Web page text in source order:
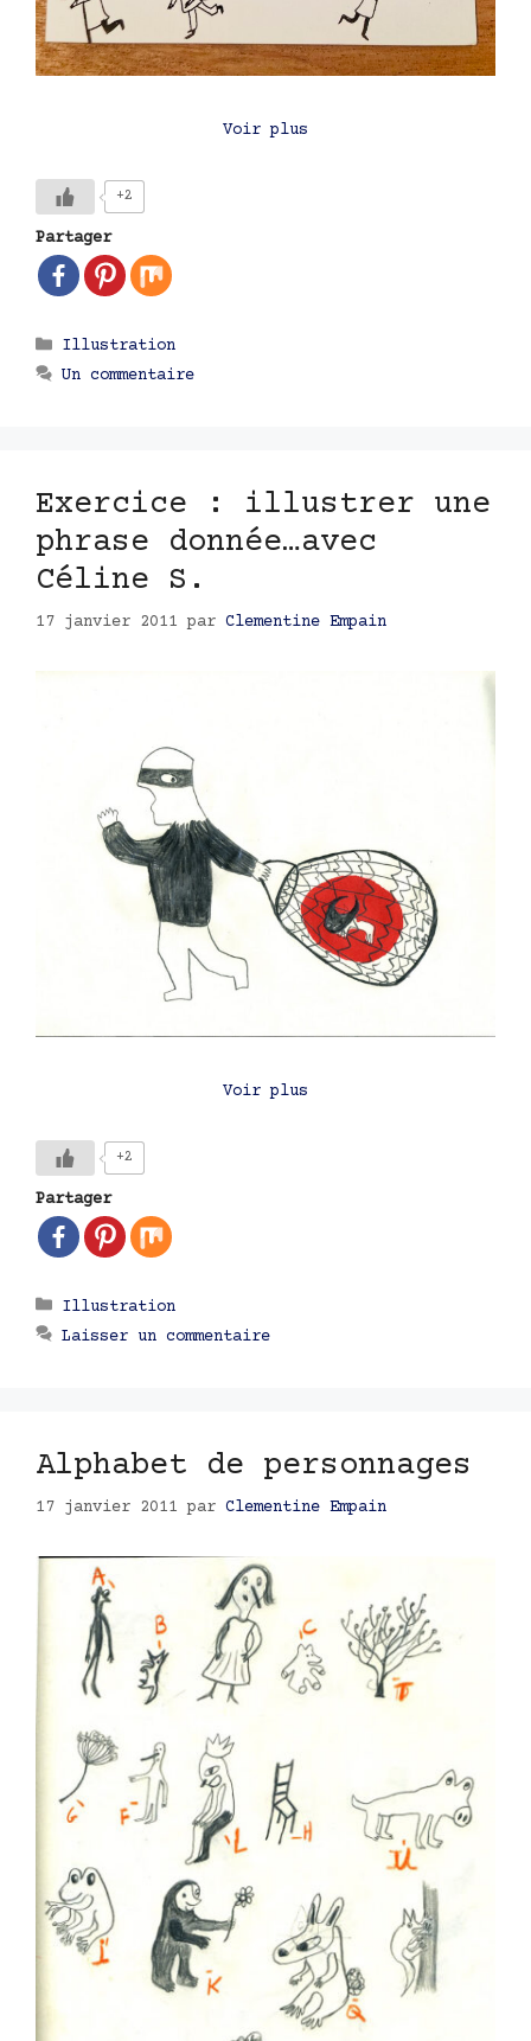
Voir plus
+2
Partager
Catégories
Illustration
Un commentaire
Exercice : illustrer une
phrase donnée…avec
Céline S.
17 janvier 2011 par Clementine Empain
Voir plus
+2
Partager
Catégories
Illustration
Laisser un commentaire
Alphabet de personnages
17 janvier 2011 par Clementine Empain